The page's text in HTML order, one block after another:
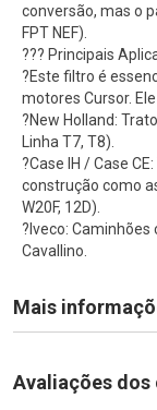
conversão, mas o
FPT NEF).
??? Principais
?Este filtro é
motores Cursor.
?New Holland:
Linha T7, T8).
?Case IH / Case
construção como
W20F, 12D).
?Iveco: Caminhões
Cavallino.
Mais
Avaliações dos